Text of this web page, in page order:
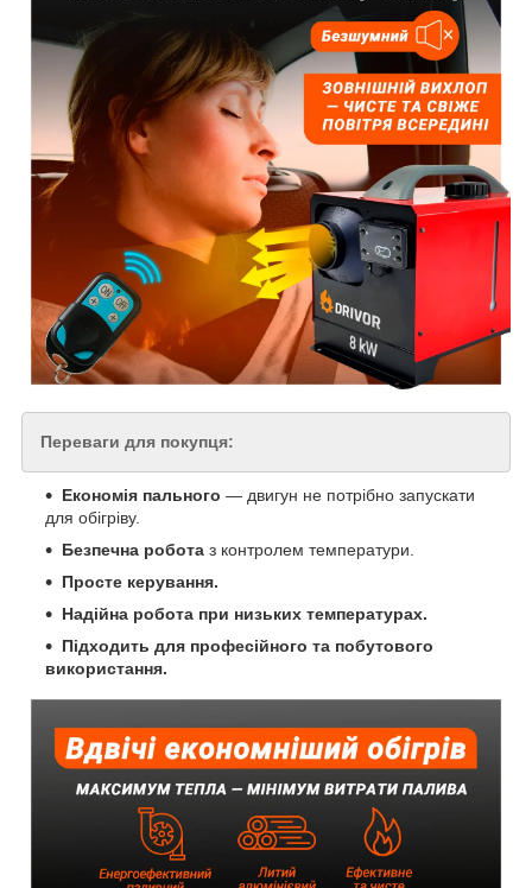
Переваги для покупця:
Економія пального — двигун не потрібно запускати
для обігріву.
Безпечна робота з контролем температури.
Просте керування.
Надійна робота при низьких температурах.
Підходить для професійного та побутового
використання.